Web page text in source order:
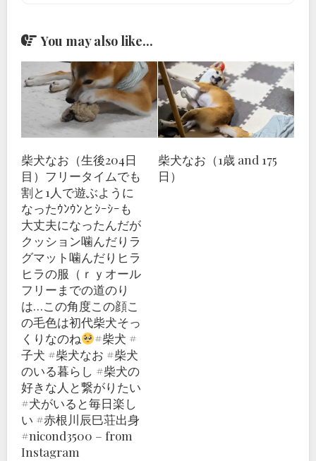
You may also like...
柴犬なお（生後204日
目）フリータイムでも
割と1人で遊ぶように
なったｳﾝｳﾝとｼｰｼｰも
大丈夫になったんだが
クッション噛んだりラ
グマット噛んだりヒラ
ヒラの服（ｒｙオール
フリーまでの道のり
は…この角度この顔こ
の毛色は初代柴犬そっ
くりなのね
#柴犬 #
子犬 #柴犬なお #柴犬
のいる暮らし #柴犬の
好きな人と繋がりたい
#犬がいると毎日楽し
い #赤根川辰巳荘出身
#nicond3500 – from
Instagram
柴犬なお（1歳 and 175
日）